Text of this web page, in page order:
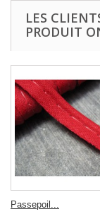
LES
PRODUIT
Passepoil...